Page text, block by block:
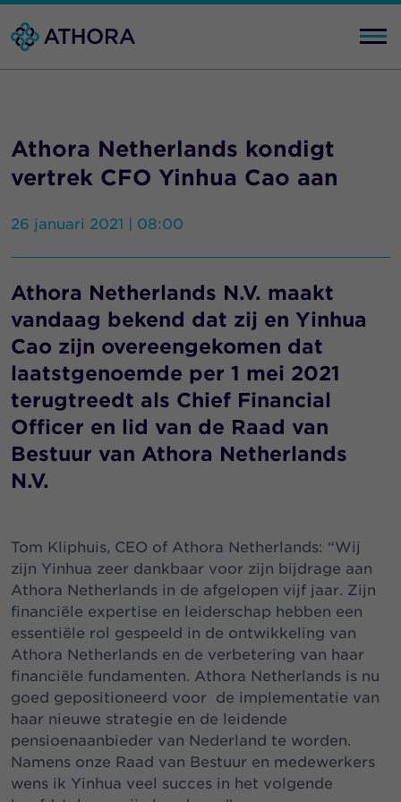
Athora Netherlands kondigt
vertrek CFO Yinhua Cao aan
26 januari 2021 | 08:00
Athora Netherlands N.V. maakt
vandaag bekend dat zij en Yinhua
Cao zijn overeengekomen dat
laatstgenoemde per 1 mei 2021
terugtreedt als Chief Financial
Officer en lid van de Raad van
Bestuur van Athora Netherlands
N.V.
Tom Kliphuis, CEO of Athora Netherlands: “Wij
zijn Yinhua zeer dankbaar voor zijn bijdrage aan
Athora Netherlands in de afgelopen vijf jaar. Zijn
financiële expertise en leiderschap hebben een
essentiële rol gespeeld in de ontwikkeling van
Athora Netherlands en de verbetering van haar
financiële fundamenten. Athora Netherlands is nu
goed gepositioneerd voor de implementatie van
haar nieuwe strategie en de leidende
pensioenaanbieder van Nederland te worden.
Namens onze Raad van Bestuur en medewerkers
wens ik Yinhua veel succes in het volgende